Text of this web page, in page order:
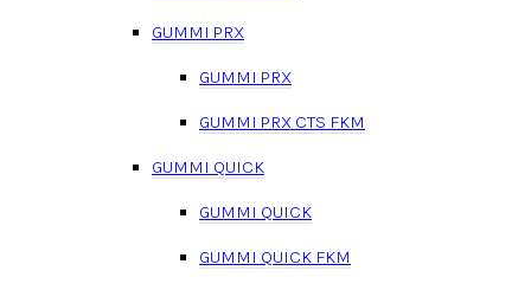
GUMMI PRX
GUMMI PRX
GUMMI PRX CTS FKM
GUMMI QUICK
GUMMI QUICK
GUMMI QUICK FKM